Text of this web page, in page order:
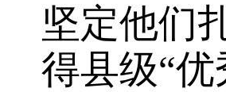
坚定他们
得县级“